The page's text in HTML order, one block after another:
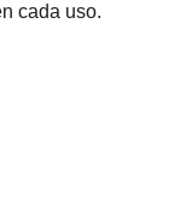
cada uso.